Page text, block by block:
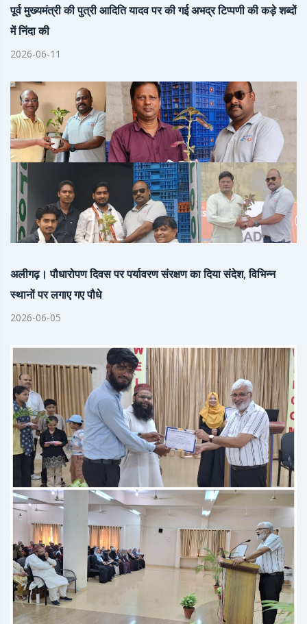
पूर्व मुख्यमंत्री की पुत्री आदिति यादव पर की गई अभद्र टिप्पणी की कड़े शब्दों
में निंदा की
2026-06-11
अलीगढ़। पौधारोपण दिवस पर पर्यावरण संरक्षण का दिया संदेश, विभिन्न
स्थानों पर लगाए गए पौधे
2026-06-05